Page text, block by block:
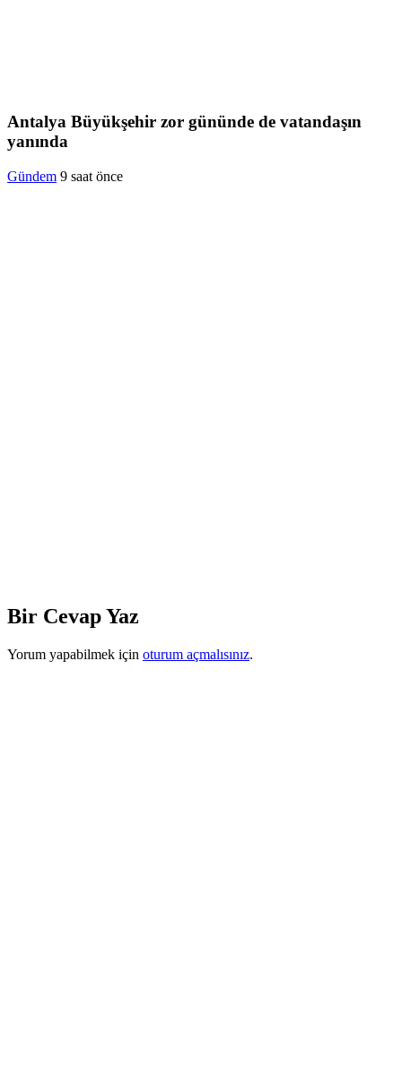
Antalya Büyükşehir zor gününde de vatandaşın
yanında
Gündem 9 saat önce
Bir Cevap Yaz
Yorum yapabilmek için oturum açmalısınız.